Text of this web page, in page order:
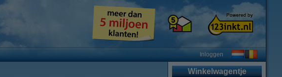
Inloggen
Winkelwagentje